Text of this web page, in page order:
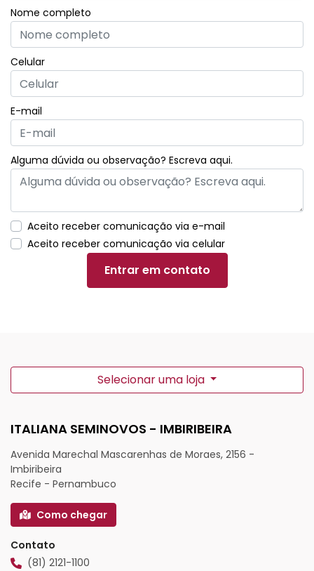
Nome completo
Celular
E-mail
Alguma dúvida ou observação? Escreva aqui.
Aceito receber comunicação via e-mail
Aceito receber comunicação via celular
Entrar em contato
Selecionar uma loja
ITALIANA SEMINOVOS - IMBIRIBEIRA
Avenida Marechal Mascarenhas de Moraes, 2156 -
Imbiribeira
Recife - Pernambuco
Como chegar
Contato
(81) 2121-1100